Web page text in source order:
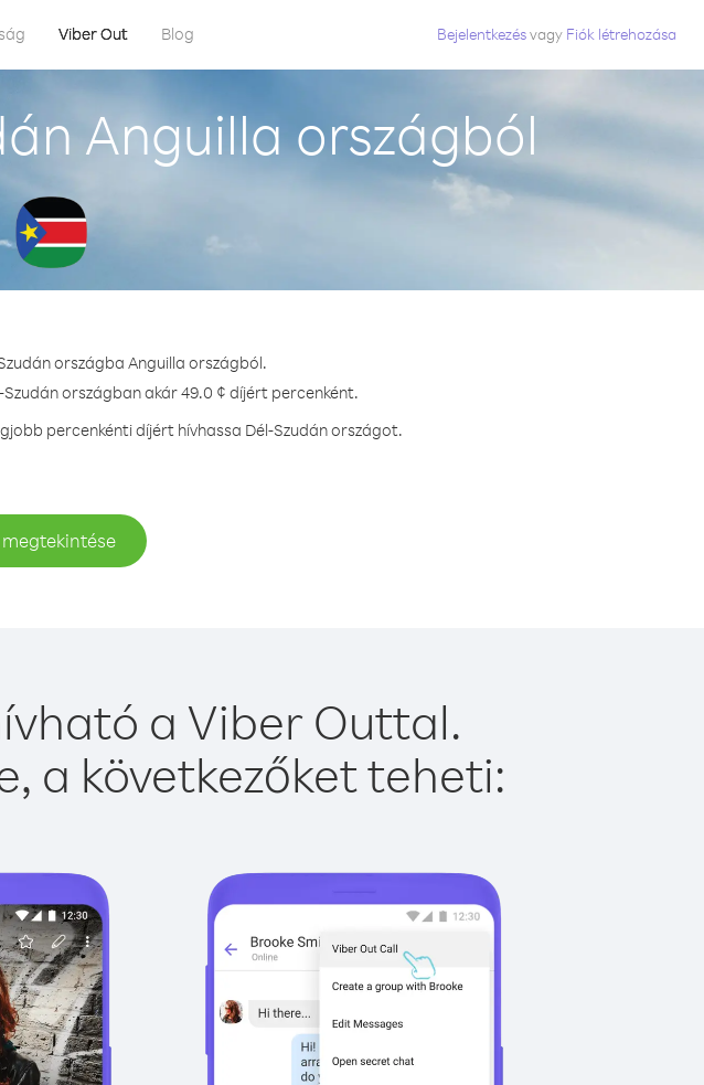
Viber Out Blog Bejelentkezésvagy Fiók létrehozása
Anguilla országból
országba Anguilla országból.
országban akár 49.0 ¢ díjért percenként.
percenkénti díjért hívhassa Dél-Szudán országot.
a Viber Outtal.
a következőket teheti: